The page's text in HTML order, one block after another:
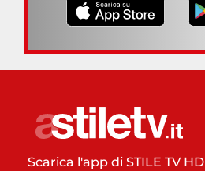
Scarica l'app di STILE TV HD